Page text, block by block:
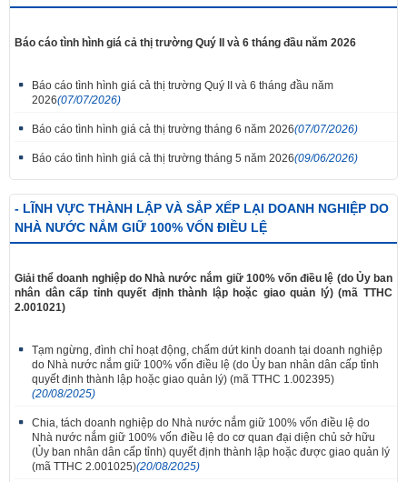
Báo cáo tình hình giá cả thị trường Quý II và 6 tháng đầu năm 2026
Báo cáo tình hình giá cả thị trường Quý II và 6 tháng đầu năm
2026(07/07/2026)
Báo cáo tình hình giá cả thị trường tháng 6 năm 2026(07/07/2026)
Báo cáo tình hình giá cả thị trường tháng 5 năm 2026(09/06/2026)
- LĨNH VỰC THÀNH LẬP VÀ SẮP XẾP LẠI DOANH NGHIỆP DO
NHÀ NƯỚC NẮM GIỮ 100% VỐN ĐIỀU LỆ
Giải thể doanh nghiệp do Nhà nước nắm giữ 100% vốn điều lệ (do Ủy ban
nhân dân cấp tỉnh quyết định thành lập hoặc giao quản lý) (mã TTHC
2.001021)
Tạm ngừng, đình chỉ hoạt động, chấm dứt kinh doanh tại doanh nghiệp
do Nhà nước nắm giữ 100% vốn điều lệ (do Ủy ban nhân dân cấp tỉnh
quyết định thành lập hoặc giao quản lý) (mã TTHC 1.002395)
(20/08/2025)
Chia, tách doanh nghiệp do Nhà nước nắm giữ 100% vốn điều lệ do
Nhà nước nắm giữ 100% vốn điều lệ do cơ quan đại diện chủ sở hữu
(Ủy ban nhân dân cấp tỉnh) quyết định thành lập hoặc được giao quản lý
(mã TTHC 2.001025)(20/08/2025)